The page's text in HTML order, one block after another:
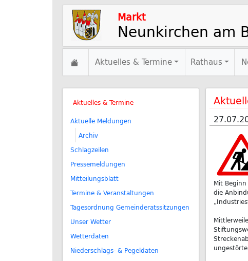
Markt
Neunkirchen am
Aktuelles & Termine Rathaus
Aktuelles & Termine
Aktuelle Meldungen
Archiv
Schlagzeilen
Pressemeldungen
Mitteilungsblatt
Termine & Veranstaltungen
Tagesordnung Gemeinderatssitzungen
Unser Wetter
Wetterdaten
Niederschlags- & Pegeldaten
Mit
die